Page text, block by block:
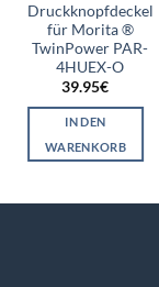
Druckknopfdeckel
für Morita ®
TwinPower PAR-
4HUEX-O
39.95€
IN DEN
WARENKORB